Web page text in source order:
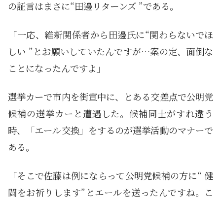
の証言はまさに“田邊リターンズ ”である。
「一応、維新関係者から田邊氏に“関わらないでほ
しい ”とお願いしていたんですが…案の定、面倒な
ことになったんですよ」
選挙カーで市内を街宣中に、とある交差点で公明党
候補の選挙カーと遭遇した。候補同士がすれ違う
時、「エール交換」をするのが選挙活動のマナーで
ある。
「そこで佐藤は例にならって公明党候補の方に“ 健
闘をお祈りします”とエールを送ったんですね。こ